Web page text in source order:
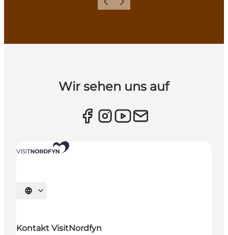
Vorherige Folie
Nächste Folie
Wir sehen uns auf
Sprache auswählen
Kontakt VisitNordfyn